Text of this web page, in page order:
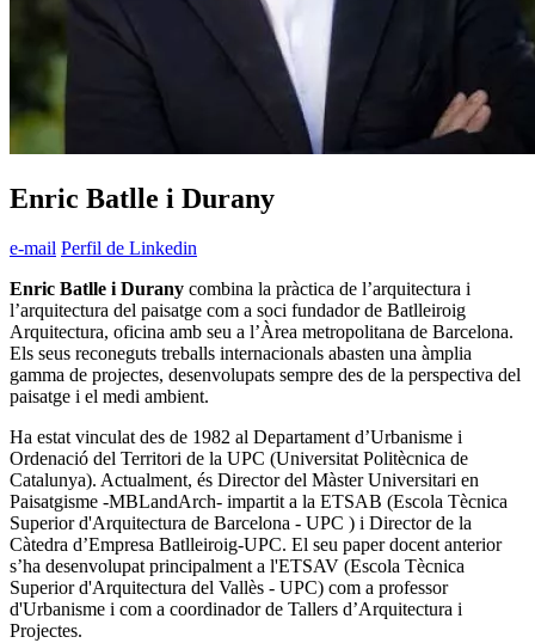
Enric Batlle i Durany
e-mail Perfil de Linkedin
Enric Batlle i Durany combina la pràctica de l’arquitectura i
l’arquitectura del paisatge com a soci fundador de Batlleiroig
Arquitectura, oficina amb seu a l’Àrea metropolitana de Barcelona.
Els seus reconeguts treballs internacionals abasten una àmplia
gamma de projectes, desenvolupats sempre des de la perspectiva del
paisatge i el medi ambient.
Ha estat vinculat des de 1982 al Departament d’Urbanisme i
Ordenació del Territori de la UPC (Universitat Politècnica de
Catalunya). Actualment, és Director del Màster Universitari en
Paisatgisme -MBLandArch- impartit a la ETSAB (Escola Tècnica
Superior d'Arquitectura de Barcelona - UPC ) i Director de la
Càtedra d’Empresa Batlleiroig-UPC. El seu paper docent anterior
s’ha desenvolupat principalment a l'ETSAV (Escola Tècnica
Superior d'Arquitectura del Vallès - UPC) com a professor
d'Urbanisme i com a coordinador de Tallers d’Arquitectura i
Projectes.